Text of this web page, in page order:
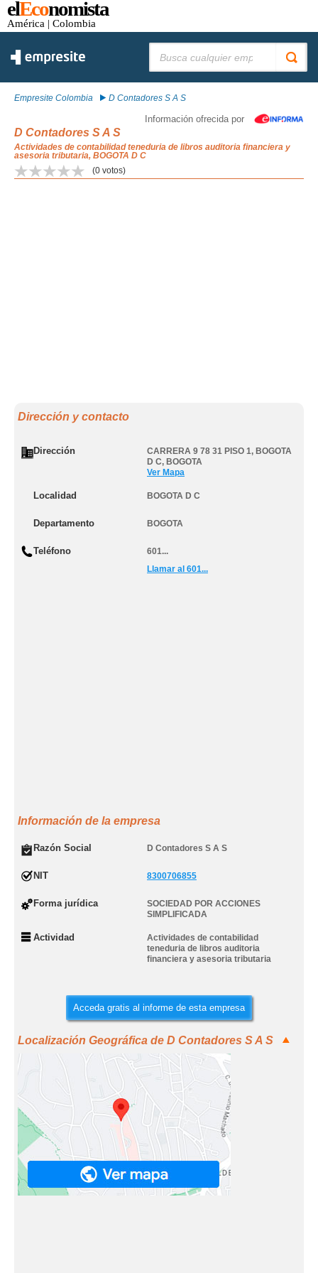
elEconomista
América | Colombia
Empresite Colombia D Contadores S A S
Información ofrecida por
D Contadores S A S
Actividades de contabilidad teneduria de libros auditoria financiera y
asesoria tributaria, BOGOTA D C
(0 votos)
Dirección y contacto
Dirección CARRERA 9 78 31 PISO 1, BOGOTA
D C, BOGOTA
Ver Mapa
Localidad BOGOTA D C
Departamento BOGOTA
Teléfono
601...
Llamar al 601...
Información de la empresa
Razón Social D Contadores S A S
NIT 8300706855
Forma jurídica
SOCIEDAD POR ACCIONES
SIMPLIFICADA
Actividad
Actividades de contabilidad
teneduria de libros auditoria
financiera y asesoria tributaria
Acceda gratis al informe de esta empresa
Localización Geográfica de D Contadores S A S